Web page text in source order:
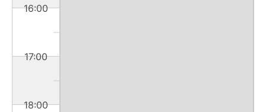
16:00
17:00
18:00